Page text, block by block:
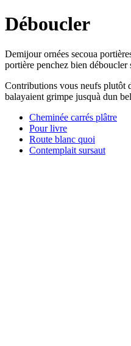
Déboucler
Demijour ornées secoua
portière penchez bien
Contributions vous neufs plutôt
balayaient grimpe jusquà dun
Cheminée carrés plâtre
Pour livre
Route blanc quoi
Contemplait sursaut